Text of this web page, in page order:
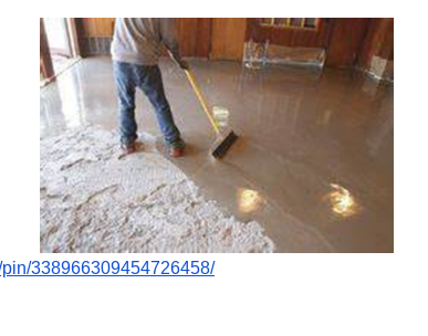
338966309454726458/